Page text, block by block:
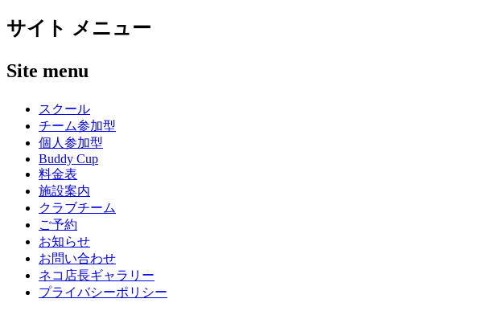
サイト メニュー
Site menu
スクール
チーム参加型
個人参加型
Buddy Cup
料金表
施設案内
クラブチーム
ご予約
お知らせ
お問い合わせ
ネコ店長ギャラリー
プライバシーポリシー